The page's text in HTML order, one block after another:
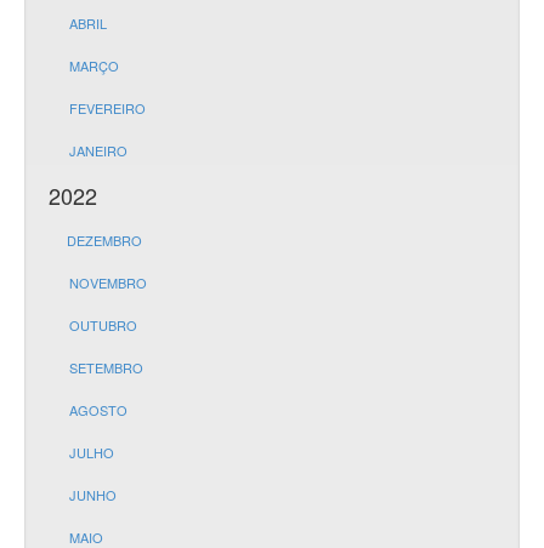
ABRIL
MARÇO
FEVEREIRO
JANEIRO
2022
DEZEMBRO
NOVEMBRO
OUTUBRO
SETEMBRO
AGOSTO
JULHO
JUNHO
MAIO